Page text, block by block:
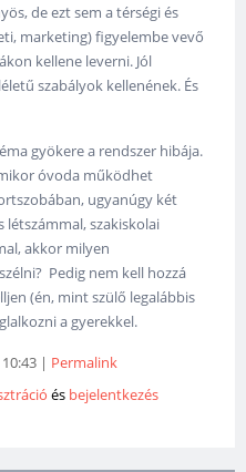
de ezt sem a térségi és
marketing) figyelembe vevő
kellene leverni. Jól
szabályok kellenének. És
gyökere a rendszer hibája.
óvoda működhet
ugyanúgy két
létszámmal, szakiskolai
akkor milyen
Pedig nem kell hozzá
(én, mint szülő legalábbis
a gyerekkel.
| Permalink
és bejelentkezés